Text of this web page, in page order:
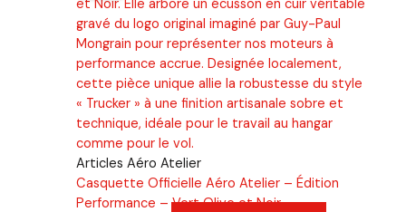
Articles Aéro Atelier
Casquette Officielle Aéro Atelier – Édition
Performance – Vert Olive et Noir